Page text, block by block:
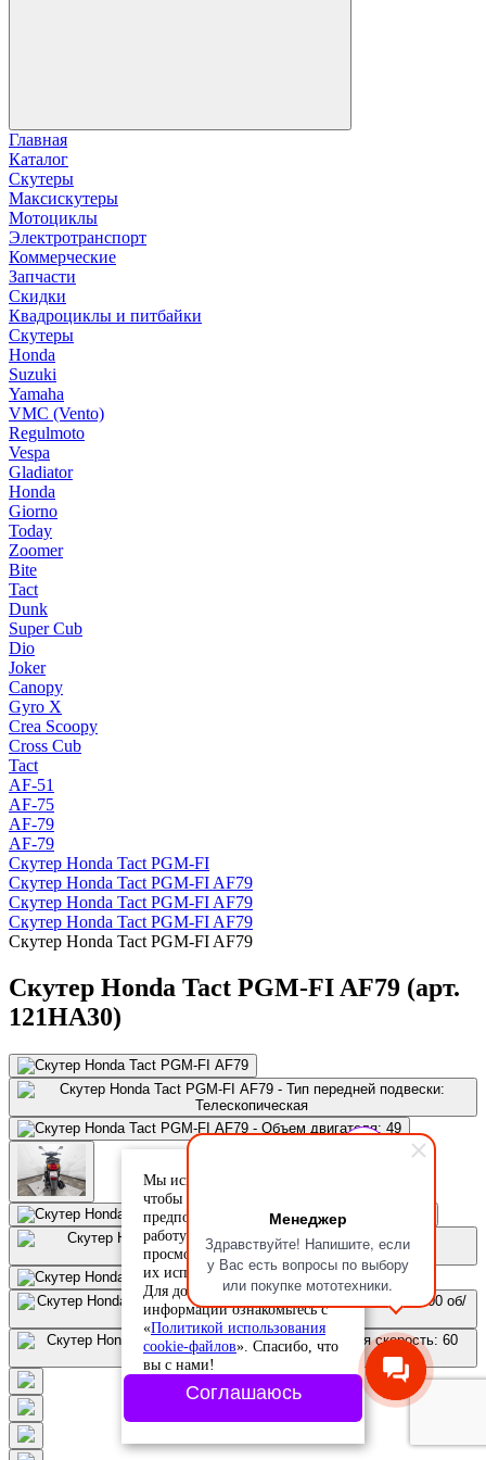
Менеджер
Здравствуйте! Напишите, если
у Вас есть вопросы по выбору
или покупке мототехники.
Главная
Каталог
Скутеры
Максискутеры
Мотоциклы
Электротранспорт
Коммерческие
Запчасти
Скидки
Квадроциклы и питбайки
Скутеры
Honda
Suzuki
Yamaha
VMC (Vento)
Regulmoto
Vespa
Gladiator
Honda
Giorno
Today
Zoomer
Bite
Tact
Dunk
Super Cub
Dio
Joker
Canopy
Gyro X
Crea Scoopy
Cross Cub
Tact
AF-51
AF-75
AF-79
AF-79
Скутер Honda Tact PGM-FI
Скутер Honda Tact PGM-FI AF79
Скутер Honda Tact PGM-FI AF79
Скутер Honda Tact PGM-FI AF79
Скутер Honda Tact PGM-FI AF79
Скутер Honda Tact PGM-FI AF79 (арт.
121HA30)
Мы используем cookie-файлы,
чтобы учесть ваши
предпочтения и улучшить
работу сайта. Продолжая
просмотр, вы соглашаетесь с
их использованием.
Для дополнительной
информации ознакомьтесь с
«Политикой использования
cookie-файлов». Спасибо, что
вы с нами!
Соглашаюсь